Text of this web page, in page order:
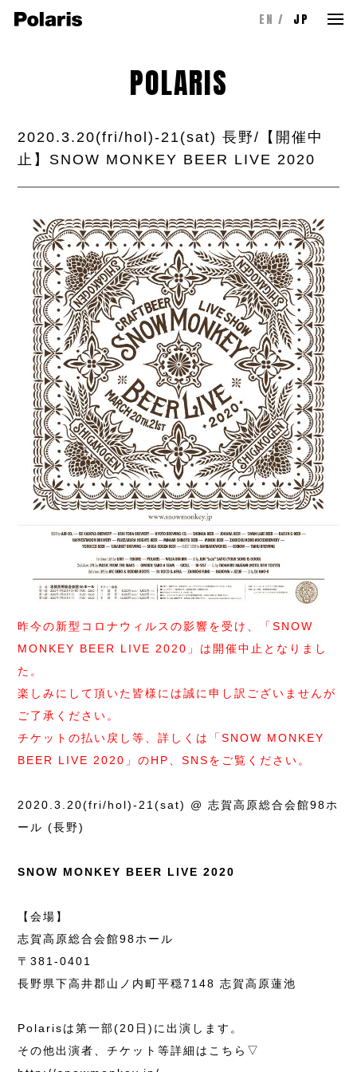
EN JP
POLARIS
2020.3.20(fri/hol)-21(sat) 長野/【開催中
止】SNOW MONKEY BEER LIVE 2020
昨今の新型コロナウィルスの影響を受け、「SNOW
MONKEY BEER LIVE 2020」は開催中止となりまし
た。
楽しみにして頂いた皆様には誠に申し訳ございませんが
ご了承ください。
チケットの払い戻し等、詳しくは「SNOW MONKEY
BEER LIVE 2020」のHP、SNSをご覧ください。
2020.3.20(fri/hol)-21(sat) @ 志賀高原総合会館98ホ
ール (長野)
SNOW MONKEY BEER LIVE 2020
【会場】
志賀高原総合会館98ホール
〒381-0401
長野県下高井郡山ノ内町平穏7148 志賀高原蓮池
Polarisは第一部(20日)に出演します。
その他出演者、チケット等詳細はこちら▽